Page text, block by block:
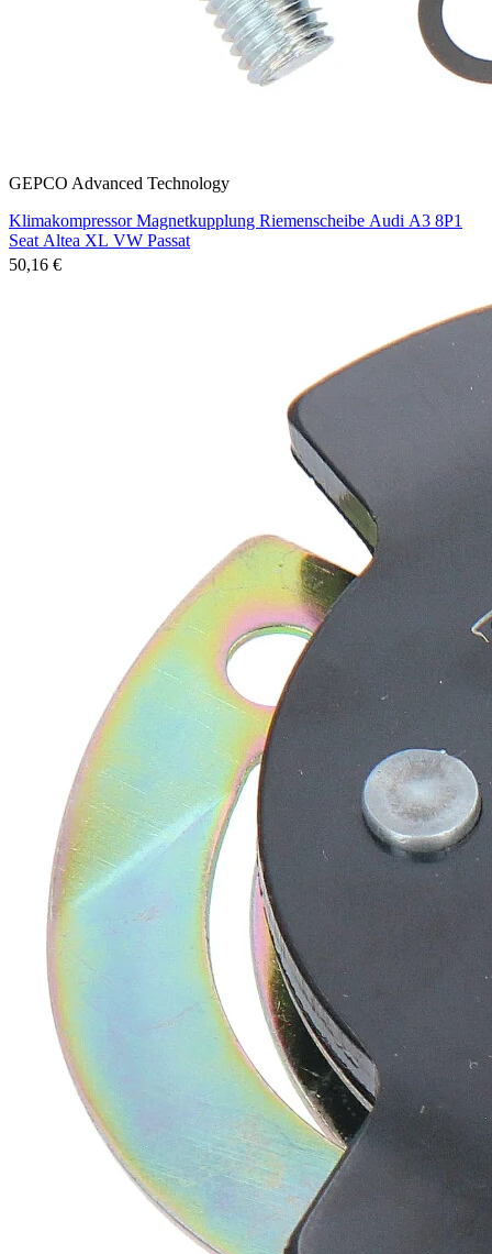
GEPCO Advanced Technology
Klimakompressor Magnetkupplung Riemenscheibe Audi A3 8P1
Seat Altea XL VW Passat
50,16 €